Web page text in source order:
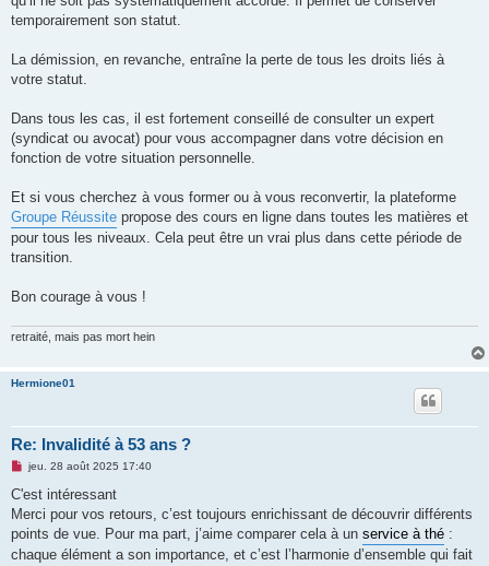
temporairement son statut.
La démission, en revanche, entraîne la perte de tous les droits liés à
votre statut.
Dans tous les cas, il est fortement conseillé de consulter un expert
(syndicat ou avocat) pour vous accompagner dans votre décision en
fonction de votre situation personnelle.
Et si vous cherchez à vous former ou à vous reconvertir, la plateforme
Groupe Réussite propose des cours en ligne dans toutes les matières et
pour tous les niveaux. Cela peut être un vrai plus dans cette période de
transition.
Bon courage à vous !
retraité, mais pas mort hein
Hermione01
Re: Invalidité à 53 ans ?
M
s
a
g
n
jeu. 28 août 2025 17:40
C'est intéressant
Merci pour vos retours, c’est toujours enrichissant de découvrir différents
points de vue. Pour ma part, j’aime comparer cela à un service à thé :
chaque élément a son importance, et c’est l’harmonie d’ensemble qui fait